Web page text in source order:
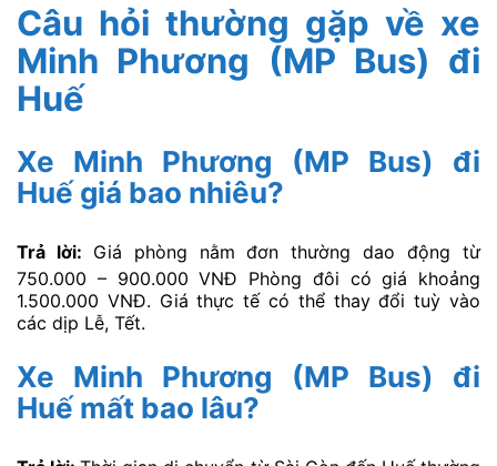
Câu hỏi thường gặp về xe
Minh Phương (MP Bus) đi
Huế
Xe Minh Phương (MP Bus) đi
Huế giá bao nhiêu?
Trả lời: Giá phòng nằm đơn thường dao động từ
750.000 – 900.000 VNĐ Phòng đôi có giá khoảng
1.500.000 VNĐ. Giá thực tế có thể thay đổi tuỳ vào
các dịp Lễ, Tết.
Xe Minh Phương (MP Bus) đi
Huế mất bao lâu?